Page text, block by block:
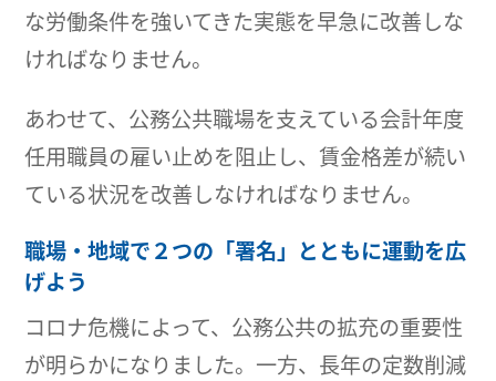
な労働条件を強いてきた実態を早急に改善しな
ければなりません。
あわせて、公務公共職場を支えている会計年度
任用職員の雇い止めを阻止し、賃金格差が続い
ている状況を改善しなければなりません。
職場・地域で２つの「署名」とともに運動を広
げよう
コロナ危機によって、公務公共の拡充の重要性
が明らかになりました。一方、長年の定数削減